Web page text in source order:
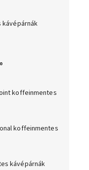
kávépárnák
koffeinmentes
koffeinmentes
kávépárnák